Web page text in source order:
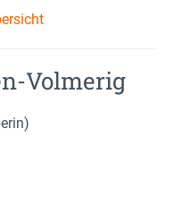
Volmerig